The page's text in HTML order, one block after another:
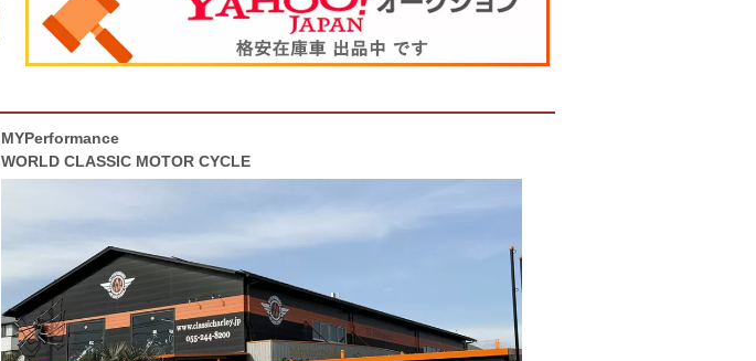
MYPerformance
WORLD CLASSIC MOTOR CYCLE